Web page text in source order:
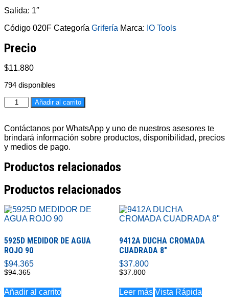
Salida: 1″
Código 020F Categoría Grifería Marca: IO Tools
Precio
$11.880
794 disponibles
020F
LLAVE
JARDIN
1/2"
X
GRM
Añadir al carrito
Contáctanos por WhatsApp y uno de nuestros asesores te
brindará información sobre productos, disponibilidad, precios
y medios de pago.
Productos relacionados
Productos relacionados
5925D MEDIDOR DE AGUA
ROJO 90
$94.365
$94.365
Añadir al carrito
9412A DUCHA CROMADA
CUADRADA 8″
$37.800
$37.800
Leer más Vista Rápida